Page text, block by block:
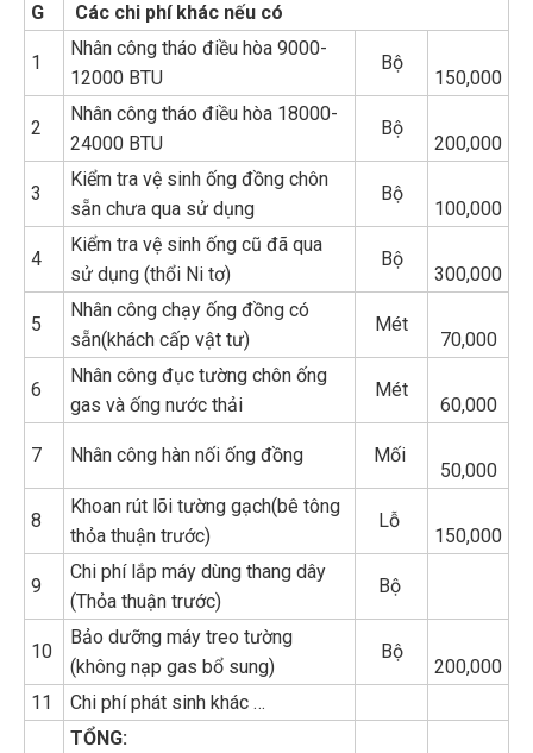
G
Các chi phí khác nếu có
1
Nhân công tháo điều hòa 9000-
12000 BTU
Bộ
150,000
2
Nhân công tháo điều hòa 18000-
24000 BTU
Bộ
200,000
3
Kiểm tra vệ sinh ống đồng chôn
sẵn chưa qua sử dụng
Bộ
100,000
4
Kiểm tra vệ sinh ống cũ đã qua
sử dụng (thổi Ni tơ)
Bộ
300,000
5
Nhân công chạy ống đồng có
sẵn(khách cấp vật tư)
Mét
70,000
6
Nhân công đục tường chôn ống
gas và ống nước thải
Mét
60,000
7 Nhân công hàn nối ống đồng Mối
50,000
8
Khoan rút lõi tường gạch(bê tông
thỏa thuận trước)
Lỗ
150,000
9
Chi phí lắp máy dùng thang dây
(Thỏa thuận trước)
Bộ
10
Bảo dưỡng máy treo tường
(không nạp gas bổ sung)
Bộ
200,000
11
Chi phí phát sinh khác …
TỔNG: